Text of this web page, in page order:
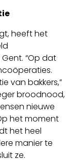
heeft het
“Op dat
van bakkers,”
broodnood,
nieuwe
het moment
het heel
manier te
ze.